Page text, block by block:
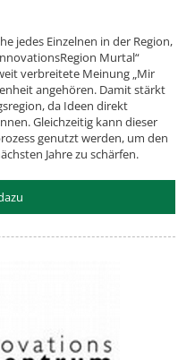
jedes Einzelnen in der Region,
Murtal“
verbreitete Meinung „Mir
angehören. Damit stärkt
da Ideen direkt
Gleichzeitig kann dieser
genutzt werden, um den
Jahre zu schärfen.